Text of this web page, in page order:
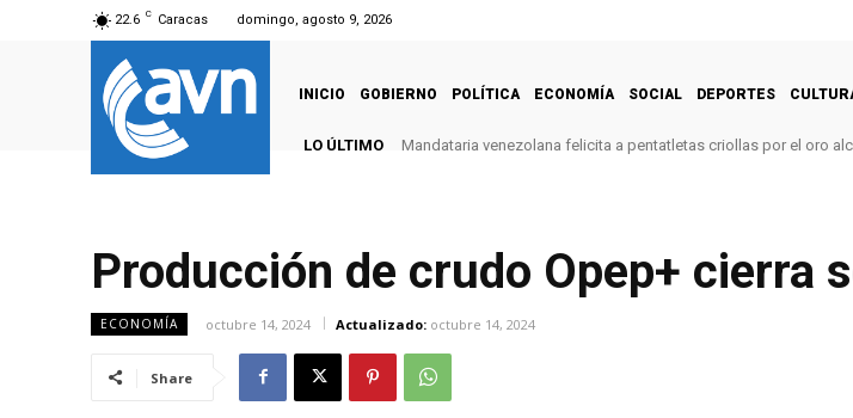
22.6 C Caracas domingo, agosto 9, 2026
INICIO GOBIERNO POLÍTICA ECONOMÍA SOCIAL DEPORTES
LO ÚLTIMO Mandataria venezolana felicita a pentatletas criollas por el oro
Producción de crudo Opep+ cierra
ECONOMÍA octubre 14, 2024 Actualizado: octubre 14, 2024
Share